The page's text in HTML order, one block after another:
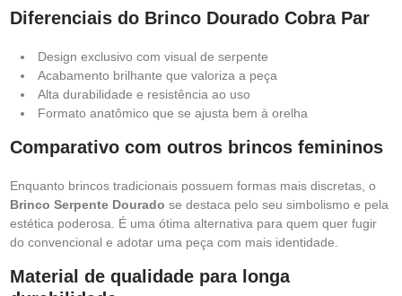
Diferenciais do Brinco Dourado Cobra Par
Design exclusivo com visual de serpente
Acabamento brilhante que valoriza a peça
Alta durabilidade e resistência ao uso
Formato anatômico que se ajusta bem à orelha
Comparativo com outros brincos femininos
Enquanto brincos tradicionais possuem formas mais discretas, o
Brinco Serpente Dourado se destaca pelo seu simbolismo e pela
estética poderosa. É uma ótima alternativa para quem quer fugir
do convencional e adotar uma peça com mais identidade.
Material de qualidade para longa